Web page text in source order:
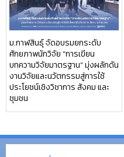
ม.กาฬสินธุ์ จัดอบรมยกระดับ
ศักยภาพนักวิจัย “การเขียน
บทความวิจัยมาตรฐาน” มุ่งผลักดัน
งานวิจัยและนวัตกรรมสู่การใช้
ประโยชน์เชิงวิชาการ สังคม และ
ชุมชน